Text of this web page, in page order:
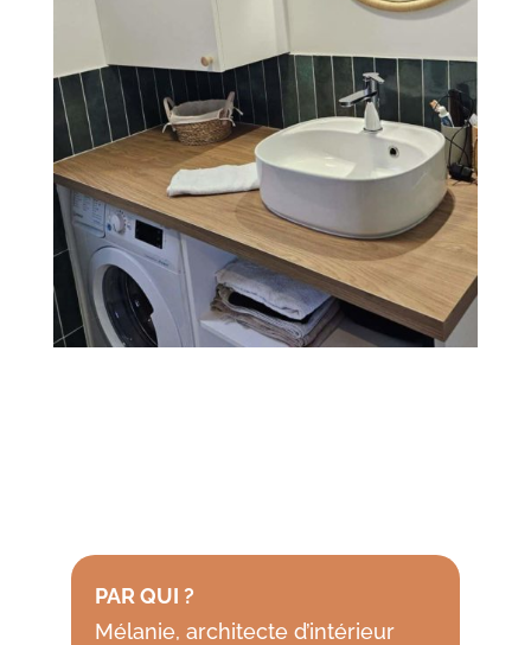
PAR QUI ?
Mélanie, architecte d’intérieur